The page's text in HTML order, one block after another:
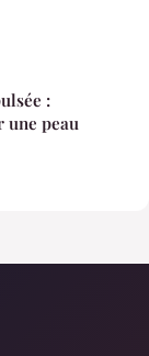
:
une peau